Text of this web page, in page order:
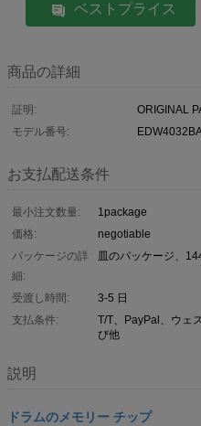
ベストプライス
商品の詳細
証明:
ORIGINAL
モデル番号:
お支払配送条件
最小注文数量:
1package
価格:
negotiable
パッケージの詳
細:
皿のパッケージ、
受渡し時間:
3-5 日
支払条件:
T/T、PayPal、ウェ
び他
説明
ドラムのメモリー チップ